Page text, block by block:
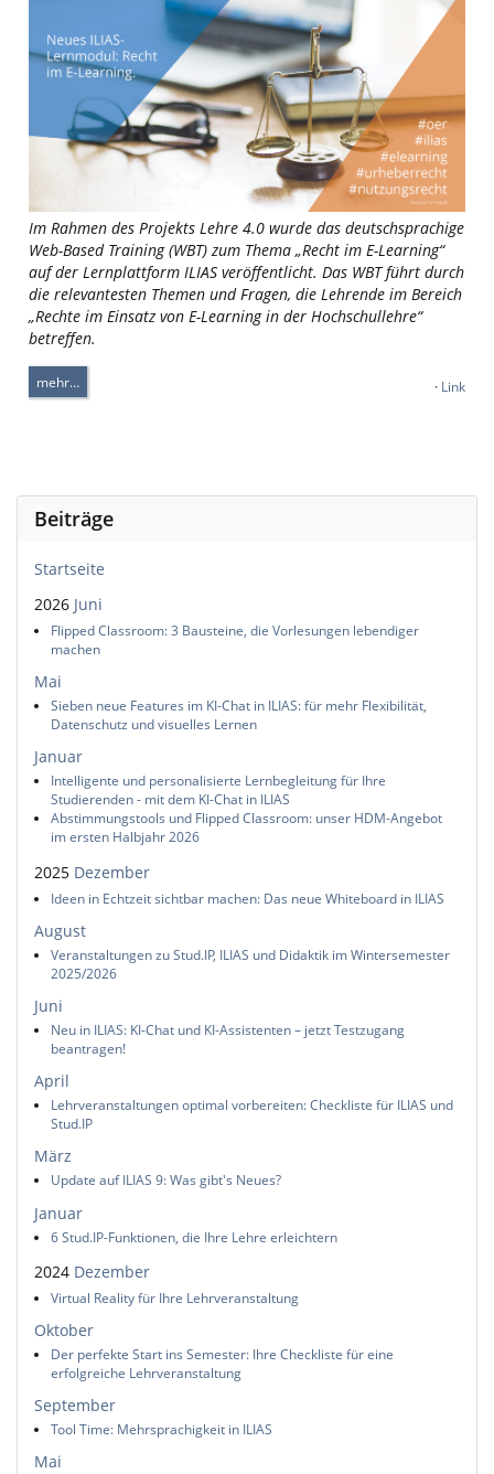
Im Rahmen des Projekts Lehre 4.0 wurde das deutschsprachige
Web-Based Training (WBT) zum Thema „Recht im E-Learning“
auf der Lernplattform ILIAS veröffentlicht. Das WBT führt durch
die relevantesten Themen und Fragen, die Lehrende im Bereich
„Rechte im Einsatz von E-Learning in der Hochschullehre“
betreffen.
mehr… · Link
Beiträge
Startseite
2026 Juni
Flipped Classroom: 3 Bausteine, die Vorlesungen lebendiger
machen
Mai
Sieben neue Features im KI-Chat in ILIAS: für mehr Flexibilität,
Datenschutz und visuelles Lernen
Januar
Intelligente und personalisierte Lernbegleitung für Ihre
Studierenden - mit dem KI-Chat in ILIAS
Abstimmungstools und Flipped Classroom: unser HDM-Angebot
im ersten Halbjahr 2026
2025 Dezember
Ideen in Echtzeit sichtbar machen: Das neue Whiteboard in ILIAS
August
Veranstaltungen zu Stud.IP, ILIAS und Didaktik im Wintersemester
2025/2026
Juni
Neu in ILIAS: KI-Chat und KI-Assistenten – jetzt Testzugang
beantragen!
April
Lehrveranstaltungen optimal vorbereiten: Checkliste für ILIAS und
Stud.IP
März
Update auf ILIAS 9: Was gibt's Neues?
Januar
6 Stud.IP-Funktionen, die Ihre Lehre erleichtern
2024 Dezember
Virtual Reality für Ihre Lehrveranstaltung
Oktober
Der perfekte Start ins Semester: Ihre Checkliste für eine
erfolgreiche Lehrveranstaltung
September
Tool Time: Mehrsprachigkeit in ILIAS
Mai